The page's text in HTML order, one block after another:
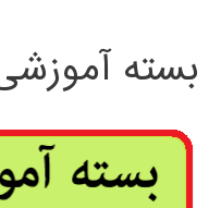
بسته